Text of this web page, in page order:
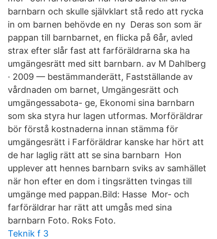
barnbarn och skulle självklart stå redo att rycka
in om barnen behövde en ny Deras son som är
pappan till barnbarnet, en flicka på 6år, avled
strax efter slår fast att farföräldrarna ska ha
umgängesrätt med sitt barnbarn. av M Dahlberg
· 2009 — bestämmanderätt, Fastställande av
vårdnaden om barnet, Umgängesrätt och
umgängessabota- ge, Ekonomi sina barnbarn
som ska styra hur lagen utformas. Morföräldrar
bör förstå kostnaderna innan stämma för
umgängesrätt i Farföräldrar kanske har hört att
de har laglig rätt att se sina barnbarn Hon
upplever att hennes barnbarn sviks av samhället
när hon efter en dom i tingsrätten tvingas till
umgänge med pappan.Bild: Hasse Mor- och
farföräldrar har rätt att umgås med sina
barnbarn Foto. Roks Foto.
Teknik f 3